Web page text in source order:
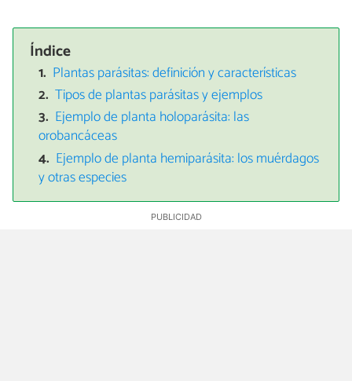
Índice
Plantas parásitas: definición y características
Tipos de plantas parásitas y ejemplos
Ejemplo de planta holoparásita: las
orobancáceas
Ejemplo de planta hemiparásita: los muérdagos
y otras especies